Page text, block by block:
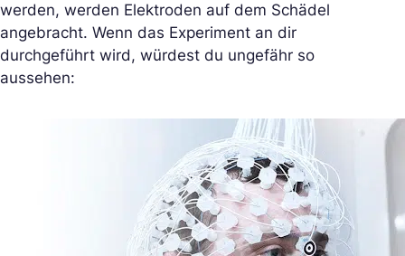
werden, werden Elektroden auf dem Schädel
angebracht. Wenn das Experiment an dir
durchgeführt wird, würdest du ungefähr so
aussehen: